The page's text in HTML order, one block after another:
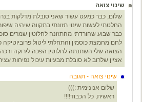
שינוי צואה
שלום, כבר כמעט עשור שאני סובלת מדלקות
החלטתי לעשות שינוי תזונתי בתקווה שיהיה
כבר שבוע שהורדתי מהתזונה לחלוטין שמרים
לחם מחמצת כוסמין והתחלתי ליטול
הצואה שלי השתנתה לחלוטין הפכה לירוקה
אציין שלרוב לא סובלת מבעיות עיכול נפיחות
שינוי צואה - תגובה
שלום אנונימית :)))
ראשית, כל הכבוד!!!!